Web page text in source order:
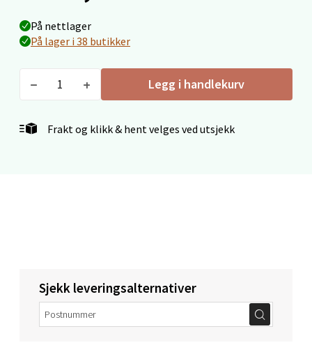
På nettlager
På lager i 38 butikker
Legg i handlekurv
Frakt og klikk & hent velges ved utsjekk
Sjekk leveringsalternativer
Ålesund - Thon Senter Moa
Langelandsvegen 25, 6010 Ålesund
0 i butikk